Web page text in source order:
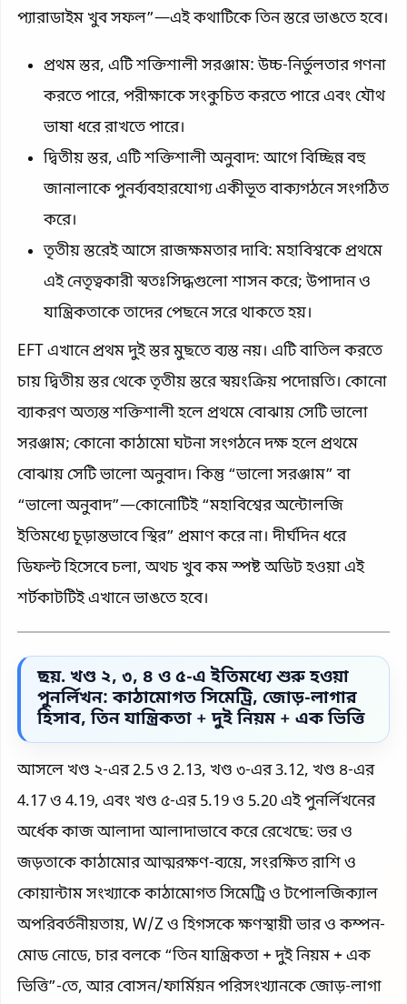
প্যারাডাইম খুব সফল”—এই কথাটিকে তিন স্তরে ভাঙতে হবে।
প্রথম স্তর, এটি শক্তিশালী সরঞ্জাম: উচ্চ-নির্ভুলতার গণনা
করতে পারে, পরীক্ষাকে সংকুচিত করতে পারে এবং যৌথ
ভাষা ধরে রাখতে পারে।
দ্বিতীয় স্তর, এটি শক্তিশালী অনুবাদ: আগে বিচ্ছিন্ন বহু
জানালাকে পুনর্ব্যবহারযোগ্য একীভূত বাক্যগঠনে সংগঠিত
করে।
তৃতীয় স্তরেই আসে রাজক্ষমতার দাবি: মহাবিশ্বকে প্রথমে
এই নেতৃত্বকারী স্বতঃসিদ্ধগুলো শাসন করে; উপাদান ও
যান্ত্রিকতাকে তাদের পেছনে সরে থাকতে হয়।
EFT এখানে প্রথম দুই স্তর মুছতে ব্যস্ত নয়। এটি বাতিল করতে
চায় দ্বিতীয় স্তর থেকে তৃতীয় স্তরে স্বয়ংক্রিয় পদোন্নতি। কোনো
ব্যাকরণ অত্যন্ত শক্তিশালী হলে প্রথমে বোঝায় সেটি ভালো
সরঞ্জাম; কোনো কাঠামো ঘটনা সংগঠনে দক্ষ হলে প্রথমে
বোঝায় সেটি ভালো অনুবাদ। কিন্তু “ভালো সরঞ্জাম” বা
“ভালো অনুবাদ”—কোনোটিই “মহাবিশ্বের অন্টোলজি
ইতিমধ্যে চূড়ান্তভাবে স্থির” প্রমাণ করে না। দীর্ঘদিন ধরে
ডিফল্ট হিসেবে চলা, অথচ খুব কম স্পষ্ট অডিট হওয়া এই
শর্টকাটটিই এখানে ভাঙতে হবে।
ছয়. খণ্ড ২, ৩, ৪ ও ৫-এ ইতিমধ্যে শুরু হওয়া
পুনর্লিখন: কাঠামোগত সিমেট্রি, জোড়-লাগার
হিসাব, তিন যান্ত্রিকতা + দুই নিয়ম + এক ভিত্তি
আসলে খণ্ড ২-এর 2.5 ও 2.13, খণ্ড ৩-এর 3.12, খণ্ড ৪-এর
4.17 ও 4.19, এবং খণ্ড ৫-এর 5.19 ও 5.20 এই পুনর্লিখনের
অর্ধেক কাজ আলাদা আলাদাভাবে করে রেখেছে: ভর ও
জড়তাকে কাঠামোর আত্মরক্ষণ-ব্যয়ে, সংরক্ষিত রাশি ও
কোয়ান্টাম সংখ্যাকে কাঠামোগত সিমেট্রি ও টপোলজিক্যাল
অপরিবর্তনীয়তায়, W/Z ও হিগসকে ক্ষণস্থায়ী ভার ও কম্পন-
মোড নোডে, চার বলকে “তিন যান্ত্রিকতা + দুই নিয়ম + এক
ভিত্তি”-তে, আর বোসন/ফার্মিয়ন পরিসংখ্যানকে জোড়-লাগা